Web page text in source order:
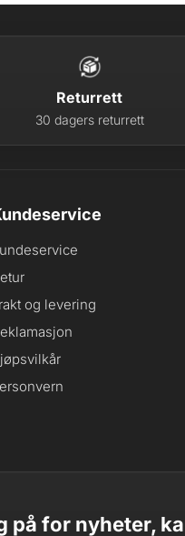
Returrett
30 dagers returrett
og levering
på for nyheter,